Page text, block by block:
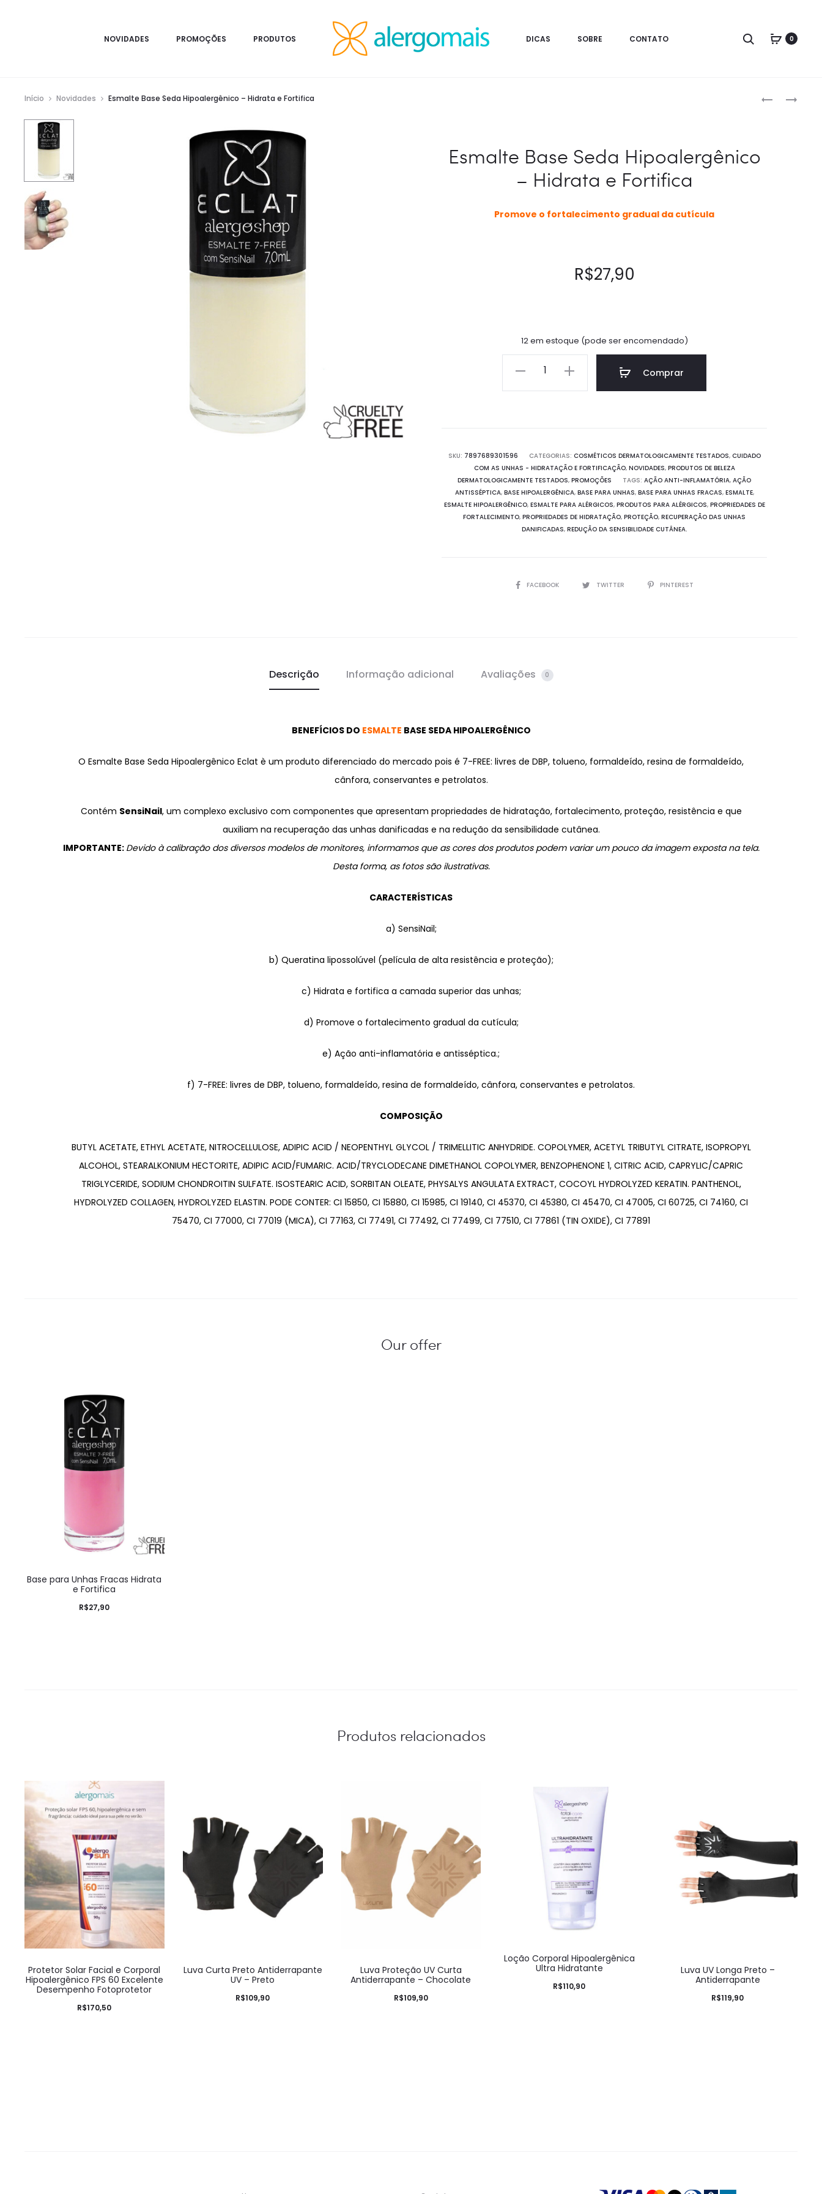
NOVIDADES PROMOÇÕES PRODUTOS DICAS SOBRE CONTATO Search 0
CREME
Início Novidades Esmalte Base Seda Hipoalergênico – Hidrata e Fortifica
Esmalte Base Seda Hipoalergênico
– Hidrata e Fortifica
Promove o fortalecimento gradual da cutícula
R$27,90
12 em estoque (pode ser encomendado)
Esmalte
Hidrata
e
Fortifica
quantidade
Comprar
SKU: 7897689301596 CATEGORIAS: COSMÉTICOS DERMATOLOGICAMENTE TESTADOS, CUIDADO
COM AS UNHAS - HIDRATAÇÃO E FORTIFICAÇÃO, NOVIDADES, PRODUTOS DE BELEZA
DERMATOLOGICAMENTE TESTADOS, PROMOÇÕES TAGS: AÇÃO ANTI-INFLAMATÓRIA, AÇÃO
ANTISSÉPTICA, BASE HIPOALERGÊNICA, BASE PARA UNHAS, BASE PARA UNHAS FRACAS, ESMALTE,
ESMALTE HIPOALERGÊNICO, ESMALTE PARA ALÉRGICOS, PRODUTOS PARA ALÉRGICOS, PROPRIEDADES DE
FORTALECIMENTO, PROPRIEDADES DE HIDRATAÇÃO, PROTEÇÃO, RECUPERAÇÃO DAS UNHAS
DANIFICADAS, REDUÇÃO DA SENSIBILIDADE CUTÂNEA.
SHAREFACEBOOK TWITTER PINTEREST
Descrição Informação adicional Avaliações 0
BENEFÍCIOS DO ESMALTE BASE SEDA HIPOALERGÊNICO
O Esmalte Base Seda Hipoalergênico Eclat è um produto diferenciado do mercado pois é 7-FREE: livres de DBP, tolueno, formaldeído, resina de formaldeído,
cânfora, conservantes e petrolatos.
Contém SensiNail, um complexo exclusivo com componentes que apresentam propriedades de hidratação, fortalecimento, proteção, resistência e que
auxiliam na recuperação das unhas danificadas e na redução da sensibilidade cutânea.
IMPORTANTE: Devido à calibração dos diversos modelos de monitores, informamos que as cores dos produtos podem variar um pouco da imagem exposta na tela.
Desta forma, as fotos são ilustrativas.
CARACTERÍSTICAS
a) SensiNail;
b) Queratina lipossolúvel (película de alta resistência e proteção);
c) Hidrata e fortifica a camada superior das unhas;
d) Promove o fortalecimento gradual da cutícula;
e) Ação anti-inflamatória e antisséptica.;
f) 7-FREE: livres de DBP, tolueno, formaldeído, resina de formaldeído, cânfora, conservantes e petrolatos.
COMPOSIÇÃO
BUTYL ACETATE, ETHYL ACETATE, NITROCELLULOSE, ADIPIC ACID / NEOPENTHYL GLYCOL / TRIMELLITIC ANHYDRIDE. COPOLYMER, ACETYL TRIBUTYL CITRATE, ISOPROPYL
ALCOHOL, STEARALKONIUM HECTORITE, ADIPIC ACID/FUMARIC. ACID/TRYCLODECANE DIMETHANOL COPOLYMER, BENZOPHENONE 1, CITRIC ACID, CAPRYLIC/CAPRIC
TRIGLYCERIDE, SODIUM CHONDROITIN SULFATE. ISOSTEARIC ACID, SORBITAN OLEATE, PHYSALYS ANGULATA EXTRACT, COCOYL HYDROLYZED KERATIN. PANTHENOL,
HYDROLYZED COLLAGEN, HYDROLYZED ELASTIN. PODE CONTER: CI 15850, CI 15880, CI 15985, CI 19140, CI 45370, CI 45380, CI 45470, CI 47005, CI 60725, CI 74160, CI
75470, CI 77000, CI 77019 (MICA), CI 77163, CI 77491, CI 77492, CI 77499, CI 77510, CI 77861 (TIN OXIDE), CI 77891
Our offer
Base para Unhas Fracas Hidrata
e Fortifica
R$27,90
Produtos relacionados
Protetor Solar Facial e Corporal
Hipoalergênico FPS 60 Excelente
Desempenho Fotoprotetor
R$170,50
Luva Curta Preto Antiderrapante
UV – Preto
R$109,90
Luva Proteção UV Curta
Antiderrapante – Chocolate
R$109,90
Loção Corporal Hipoalergênica
Ultra Hidratante
R$110,90
Luva UV Longa Preto –
Antiderrapante
R$119,90